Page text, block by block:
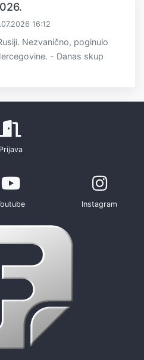
16:12
Nezvanično, poginulo
- Danas skup
Prijava
Instagram